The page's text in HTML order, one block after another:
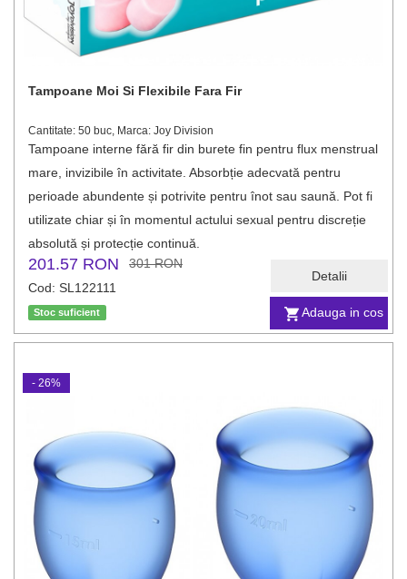
Adauga in cos
Detalii
Tampoane Moi Si Flexibile Fara Fir
Cantitate: 50 buc, Marca: Joy Division
Tampoane interne fără fir din burete fin pentru flux menstrual
mare, invizibile în activitate. Absorbție adecvată pentru
perioade abundente și potrivite pentru înot sau saună. Pot fi
utilizate chiar și în momentul actului sexual pentru discreție
absolută și protecție continuă.
201.57 RON
301 RON
Cod: SL122111
Stoc suficient
- 26%